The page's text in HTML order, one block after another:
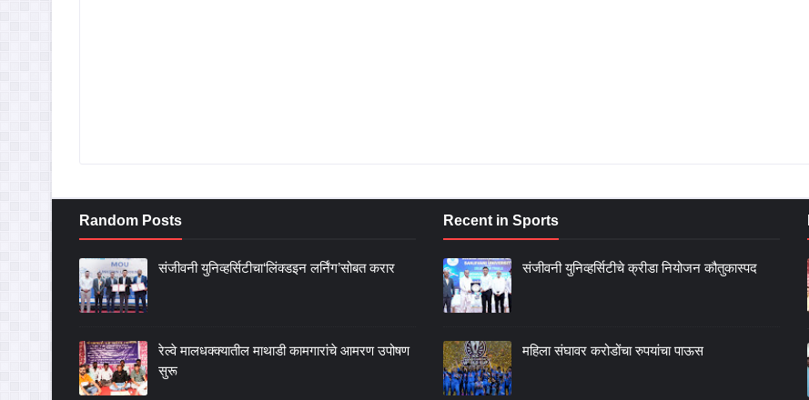
Random Posts
संजीवनी युनिव्हर्सिटीचा‘लिंक्डइन लर्निंग’सोबत करार
रेल्वे मालधक्क्यातील माथाडी कामगारांचे आमरण उपोषण
सुरू
Recent in Sports
संजीवनी युनिव्हर्सिटीचे क्रीडा नियोजन कौतुकास्पद
महिला संघावर करोडोंचा रुपयांचा पाऊस